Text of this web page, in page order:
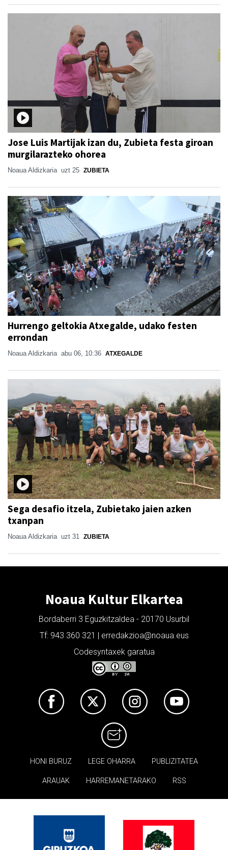
Jose Luis Martijak izan du, Zubieta festa giroan
murgilarazteko ohorea
Noaua Aldizkaria uzt 25 ZUBIETA
Hurrengo geltokia Atxegalde, udako festen
errondan
Noaua Aldizkaria abu 06, 10:36 ATXEGALDE
Sega desafio itzela, Zubietako jaien azken
txanpan
Noaua Aldizkaria uzt 31 ZUBIETA
Noaua Kultur Elkartea
Bordaberri 3 Eguzkitzaldea - 20170 Usurbil
Tf: 943 360 321 | erredakzioa@noaua.eus
Codesyntaxek garatua
HONI BURUZ LEGE OHARRA PUBLIZITATEA
ARAUAK HARREMANETARAKO RSS